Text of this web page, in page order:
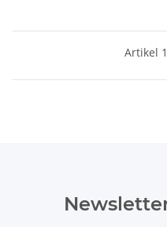
Artikel